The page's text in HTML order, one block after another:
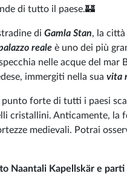
di tutto il paese.🏰
di Gamla Stan, la
reale è uno dei più
nelle acque del
immergiti nella sua vita
forte di tutti i paesi
cristallini. Anticamente, la
medievali. Potrai
Naantali Kapellskär e